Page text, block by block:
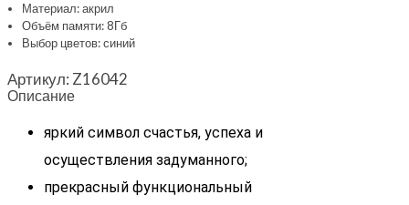
Материал: акрил
Объём памяти: 8Гб
Выбор цветов: синий
Артикул: Z16042
Описание
яркий символ счастья, успеха и
осуществления задуманного;
прекрасный функциональный